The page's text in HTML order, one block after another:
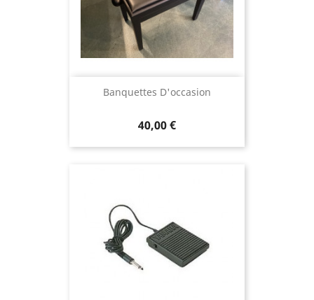
Banquettes D'occasion
40,00 €